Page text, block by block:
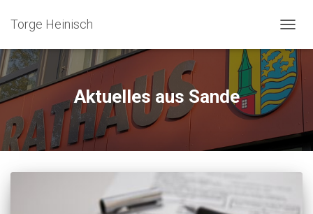
Torge Heinisch
Aktuelles aus Sande